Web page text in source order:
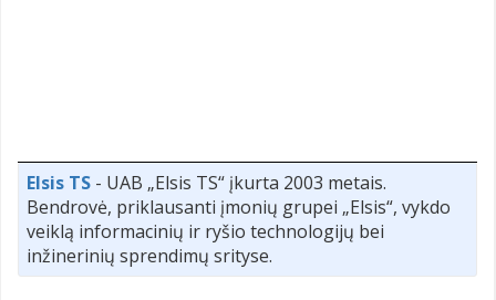
Elsis TS - UAB „Elsis TS“ įkurta 2003 metais.
Bendrovė, priklausanti įmonių grupei „Elsis“, vykdo
veiklą informacinių ir ryšio technologijų bei
inžinerinių sprendimų srityse.